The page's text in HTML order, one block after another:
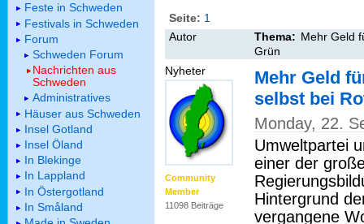
Seite: 1
Autor
Thema: Mehr Geld
Grün
Nyheter
Community
Member
11098 Beiträge
Mehr Geld
selbst bei
Monday, 22.
Umweltpartei
einer der
Hintergrund
vergangene
Feste in Schweden
Festivals in Schweden
Forum
Schweden Forum
Nachrichten aus
Schweden
Administratives
Häuser aus Schweden
Insel Gotland
Insel Öland
In Blekinge
In Lappland
In Östergotland
In Småland